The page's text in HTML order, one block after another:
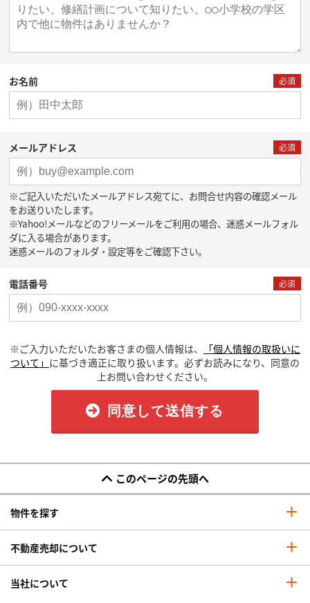
お名前 必須
メールアドレス 必須
※ご記入いただいたメールアドレス宛てに、お問合せ内容の確認メール
をお送りいたします。
※Yahoo!メールなどのフリーメールをご利用の場合、迷惑メールフォル
ダに入る場合があります。
迷惑メールのフォルダ・設定等をご確認下さい。
電話番号 必須
※ご入力いただいたお客さまの個人情報は、
「個人情報の取扱いに
ついて」 に基づき適正に取り扱います。必ずお読みになり、同意の
上お問い合わせください。
同意して送信する
このページの先頭へ
物件を探す
不動産売却について
当社について